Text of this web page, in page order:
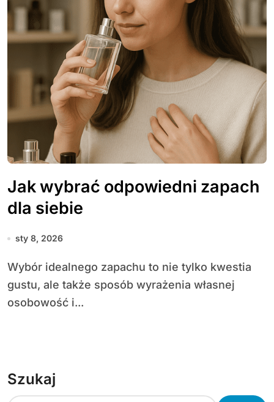
Jak wybrać odpowiedni zapach
dla siebie
sty 8, 2026
Wybór idealnego zapachu to nie tylko kwestia
gustu, ale także sposób wyrażenia własnej
osobowość i...
Szukaj